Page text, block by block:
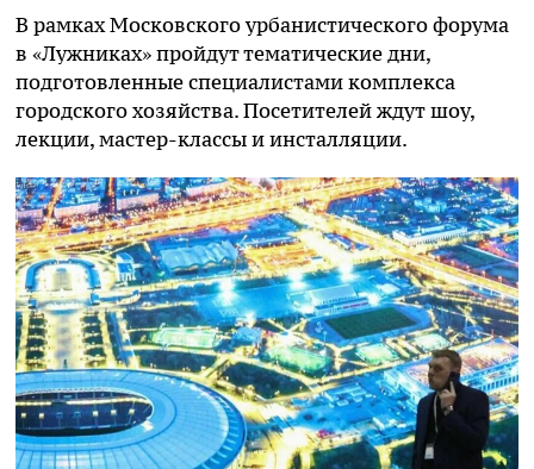
В рамках Московского урбанистического форума
в «Лужниках» пройдут тематические дни,
подготовленные специалистами комплекса
городского хозяйства. Посетителей ждут шоу,
лекции, мастер-классы и инсталляции.